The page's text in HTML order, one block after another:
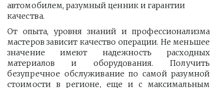
автомобилем, разумный ценник и гарантии
качества.
От опыта, уровня знаний и профессионализма
мастеров зависит качество операции. Не меньшее
значение имеют надежность расходных
материалов и оборудования. Получить
безупречное обслуживание по самой разумной
стоимости в регионе, еще и с максимальным